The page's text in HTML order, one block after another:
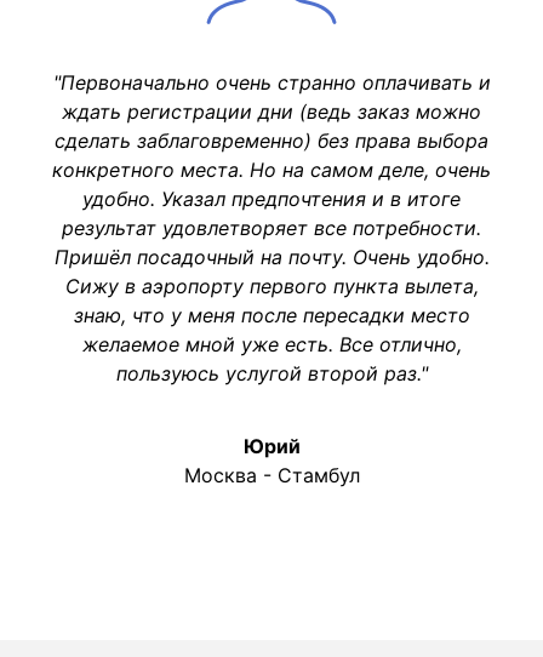
"Первоначально очень странно оплачивать и
ждать регистрации дни (ведь заказ можно
сделать заблаговременно) без права выбора
конкретного места. Но на самом деле, очень
удобно. Указал предпочтения и в итоге
результат удовлетворяет все потребности.
Пришёл посадочный на почту. Очень удобно.
Сижу в аэропорту первого пункта вылета,
знаю, что у меня после пересадки место
желаемое мной уже есть. Все отлично,
пользуюсь услугой второй раз."
Юрий
Москва - Стамбул